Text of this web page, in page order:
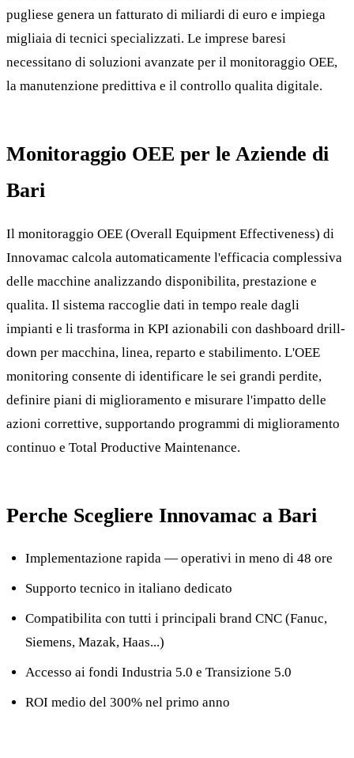
pugliese genera un fatturato di miliardi di euro e impiega
migliaia di tecnici specializzati. Le imprese baresi
necessitano di soluzioni avanzate per il monitoraggio OEE,
la manutenzione predittiva e il controllo qualita digitale.
Monitoraggio OEE per le Aziende di
Bari
Il monitoraggio OEE (Overall Equipment Effectiveness) di
Innovamac calcola automaticamente l'efficacia complessiva
delle macchine analizzando disponibilita, prestazione e
qualita. Il sistema raccoglie dati in tempo reale dagli
impianti e li trasforma in KPI azionabili con dashboard drill-
down per macchina, linea, reparto e stabilimento. L'OEE
monitoring consente di identificare le sei grandi perdite,
definire piani di miglioramento e misurare l'impatto delle
azioni correttive, supportando programmi di miglioramento
continuo e Total Productive Maintenance.
Perche Scegliere Innovamac a Bari
Implementazione rapida — operativi in meno di 48 ore
Supporto tecnico in italiano dedicato
Compatibilita con tutti i principali brand CNC (Fanuc,
Siemens, Mazak, Haas...)
Accesso ai fondi Industria 5.0 e Transizione 5.0
ROI medio del 300% nel primo anno